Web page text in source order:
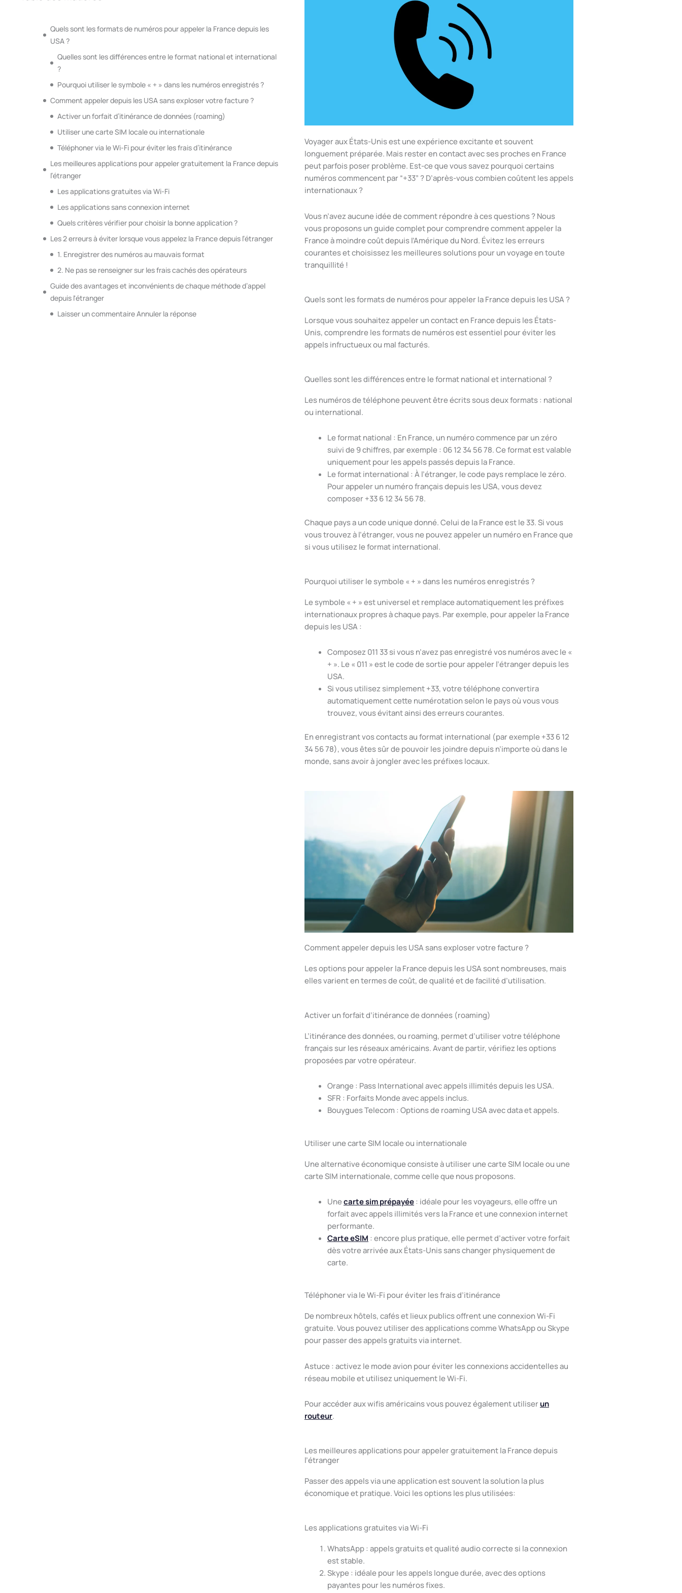
Quels sont les formats de numéros pour appeler la France depuis les
USA ?
Quelles sont les différences entre le format national et international
?
Pourquoi utiliser le symbole « + » dans les numéros enregistrés ?
Comment appeler depuis les USA sans exploser votre facture ?
Activer un forfait d’itinérance de données (roaming)
Utiliser une carte SIM locale ou internationale
Téléphoner via le Wi-Fi pour éviter les frais d’itinérance
Les meilleures applications pour appeler gratuitement la France depuis
l’étranger
Les applications gratuites via Wi-Fi
Les applications sans connexion internet
Quels critères vérifier pour choisir la bonne application ?
Les 2 erreurs à éviter lorsque vous appelez la France depuis l’étranger
1. Enregistrer des numéros au mauvais format
2. Ne pas se renseigner sur les frais cachés des opérateurs
Guide des avantages et inconvénients de chaque méthode d’appel
depuis l'étranger
Laisser un commentaire Annuler la réponse
Voyager aux États-Unis est une expérience excitante et souvent
longuement préparée. Mais rester en contact avec ses proches en France
peut parfois poser problème. Est-ce que vous savez pourquoi certains
numéros commencent par “+33” ? D’après-vous combien coûtent les appels
internationaux ?
Vous n’avez aucune idée de comment répondre à ces questions ? Nous
vous proposons un guide complet pour comprendre comment appeler la
France à moindre coût depuis l’Amérique du Nord. Évitez les erreurs
courantes et choisissez les meilleures solutions pour un voyage en toute
tranquillité !
Quels sont les formats de numéros pour appeler la France depuis les USA ?
Lorsque vous souhaitez appeler un contact en France depuis les États-
Unis, comprendre les formats de numéros est essentiel pour éviter les
appels infructueux ou mal facturés.
Quelles sont les différences entre le format national et international ?
Les numéros de téléphone peuvent être écrits sous deux formats : national
ou international.
Le format national : En France, un numéro commence par un zéro
suivi de 9 chiffres, par exemple : 06 12 34 56 78. Ce format est valable
uniquement pour les appels passés depuis la France.
Le format international : À l’étranger, le code pays remplace le zéro.
Pour appeler un numéro français depuis les USA, vous devez
composer +33 6 12 34 56 78.
Chaque pays a un code unique donné. Celui de la France est le 33. Si vous
vous trouvez à l’étranger, vous ne pouvez appeler un numéro en France que
si vous utilisez le format international.
Pourquoi utiliser le symbole « + » dans les numéros enregistrés ?
Le symbole « + » est universel et remplace automatiquement les préfixes
internationaux propres à chaque pays. Par exemple, pour appeler la France
depuis les USA :
Composez 011 33 si vous n’avez pas enregistré vos numéros avec le «
+ ». Le « 011 » est le code de sortie pour appeler l’étranger depuis les
USA.
Si vous utilisez simplement +33, votre téléphone convertira
automatiquement cette numérotation selon le pays où vous vous
trouvez, vous évitant ainsi des erreurs courantes.
En enregistrant vos contacts au format international (par exemple +33 6 12
34 56 78), vous êtes sûr de pouvoir les joindre depuis n’importe où dans le
monde, sans avoir à jongler avec les préfixes locaux.
Comment appeler depuis les USA sans exploser votre facture ?
Les options pour appeler la France depuis les USA sont nombreuses, mais
elles varient en termes de coût, de qualité et de facilité d’utilisation.
Activer un forfait d’itinérance de données (roaming)
L’itinérance des données, ou roaming, permet d’utiliser votre téléphone
français sur les réseaux américains. Avant de partir, vérifiez les options
proposées par votre opérateur.
Orange : Pass International avec appels illimités depuis les USA.
SFR : Forfaits Monde avec appels inclus.
Bouygues Telecom : Options de roaming USA avec data et appels.
Utiliser une carte SIM locale ou internationale
Une alternative économique consiste à utiliser une carte SIM locale ou une
carte SIM internationale, comme celle que nous proposons.
Unecarte sim prépayée: idéale pour les voyageurs, elle offre un
forfait avec appels illimités vers la France et une connexion internet
performante.
Carte eSIM : encore plus pratique, elle permet d’activer votre forfait
dès votre arrivée aux États-Unis sans changer physiquement de
carte.
Téléphoner via le Wi-Fi pour éviter les frais d’itinérance
De nombreux hôtels, cafés et lieux publics offrent une connexion Wi-Fi
gratuite. Vous pouvez utiliser des applications comme WhatsApp ou Skype
pour passer des appels gratuits via internet.
Astuce : activez le mode avion pour éviter les connexions accidentelles au
réseau mobile et utilisez uniquement le Wi-Fi.
Pour accéder aux wifis américains vous pouvez également utiliserun
routeur.
Les meilleures applications pour appeler gratuitement la France depuis
l’étranger
Passer des appels via une application est souvent la solution la plus
économique et pratique. Voici les options les plus utilisées:
Les applications gratuites via Wi-Fi
WhatsApp : appels gratuits et qualité audio correcte si la connexion
est stable.
Skype : idéale pour les appels longue durée, avec des options
payantes pour les numéros fixes.